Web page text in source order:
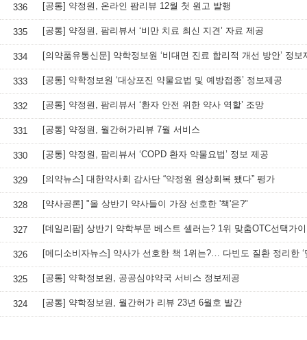
336 [공통] 약정원, 온라인 팜리뷰 12월 첫 원고 발행
335 [공통] 약정원, 팜리뷰서 ‘비만 치료 최신 지견’ 자료 제공
334 [의약품유통신문] 약학정보원 ‘비대면 진료 합리적 개선 방안’ 정보
333 [공통] 약학정보원 ‘대상포진 약물요법 및 예방접종’ 정보제공
332 [공통] 약정원, 팜리뷰서 ‘환자 안전 위한 약사 역할’ 조망
331 [공통] 약정원, 월간허가리뷰 7월 서비스
330 [공통] 약정원, 팜리뷰서 ‘COPD 환자 약물요법’ 정보 제공
329 [의약뉴스] 대한약사회 감사단 “약정원 원상회복 됐다” 평가
328 [약사공론] "올 상반기 약사들이 가장 선호한 '책'은?"
327 [데일리팜] 상반기 약학부문 베스트 셀러는? 1위 맞춤OTC선택가
326
325 [공통] 약학정보원, 공공심야약국 서비스 정보제공
324 [공통] 약학정보원, 월간허가 리뷰 23년 6월호 발간